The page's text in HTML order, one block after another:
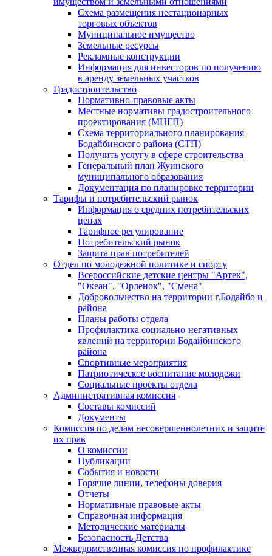
Схема размещения нестационарных
торговых объектов
Муниципальное имущество
Земельные ресурсы
Рекламные конструкции
Информация для инвесторов по получению
в аренду земельных участков
Градостроительство
Нормативно-правовые акты
Местные нормативы градостроительного
проектирования (МНГП)
Схема территориального планирования
Бодайбинского района (СТП)
Получить услугу в сфере строительства
Генеральный план Жуинского
муниципального образования
Документация по планировке территории
Тарифы и потребительский рынок
Информация о средних потребительских
ценах
Тарифное регулирование
Потребительский рынок
Защита прав потребителей
Отдел по молодежной политике и спорту
Всероссийские детские центры "Артек",
"Океан", "Орленок", "Смена"
Добровольчество на территории г.Бодайбо и
района
Планы работы отдела
Профилактика социально-негативных
явлений на территории Бодайбинского
района
Спортивные мероприятия
Патриотическое воспитание молодежи
Социальные проекты отдела
Административная комиссия
Составы комиссий
Документы
Комиссия по делам несовершеннолетних и защите
их прав
О комиссии
Публикации
События и новости
Горячие линии, телефоны доверия
Отчеты
Нормативные правовые акты
Справочная информация
Методические материалы
Безопасность Детства
Межведомственная комиссия по профилактике